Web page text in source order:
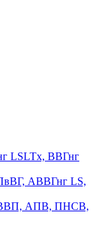
LSLTx, ВВГнг
АВВГнг LS,
АПВ, ПНСВ,